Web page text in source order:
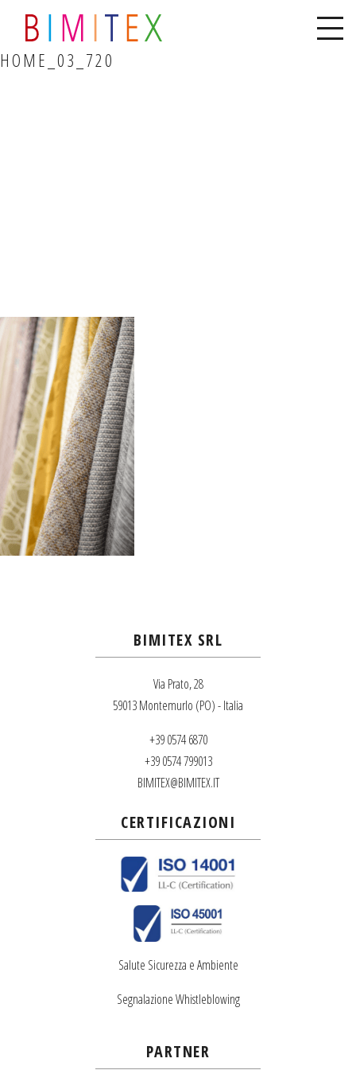
HOME_03_720
BIMITEX SRL
Via Prato, 28
59013 Montemurlo (PO) - Italia
+39 0574 6870
+39 0574 799013
BIMITEX@BIMITEX.IT
CERTIFICAZIONI
Salute Sicurezza e Ambiente
Segnalazione Whistleblowing
PARTNER